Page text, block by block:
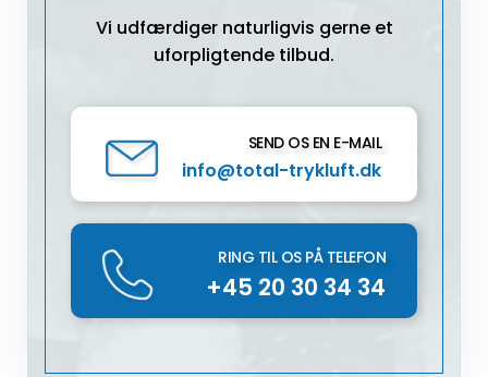
Vi udfærdiger naturligvis gerne et
uforpligtende tilbud.
SEND OS EN E-MAIL
info@total-trykluft.dk
RING TIL OS PÅ TELEFON
+45 20 30 34 34